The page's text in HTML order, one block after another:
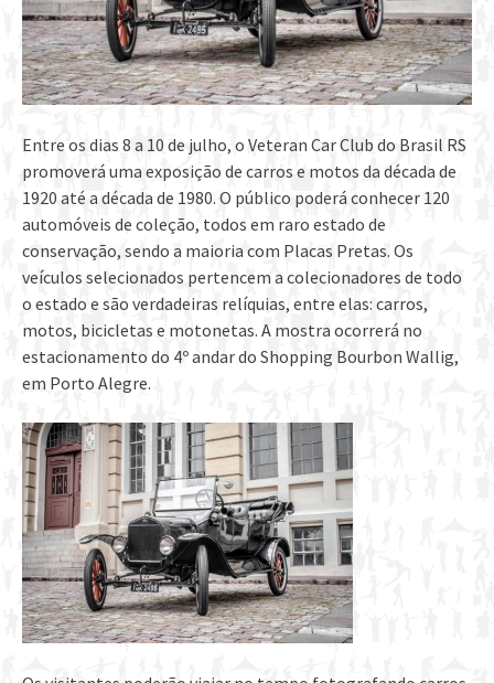
Entre os dias 8 a 10 de julho, o Veteran Car Club do Brasil RS
promoverá uma exposição de carros e motos da década de
1920 até a década de 1980. O público poderá conhecer 120
automóveis de coleção, todos em raro estado de
conservação, sendo a maioria com Placas Pretas. Os
veículos selecionados pertencem a colecionadores de todo
o estado e são verdadeiras relíquias, entre elas: carros,
motos, bicicletas e motonetas. A mostra ocorrerá no
estacionamento do 4º andar do Shopping Bourbon Wallig,
em Porto Alegre.